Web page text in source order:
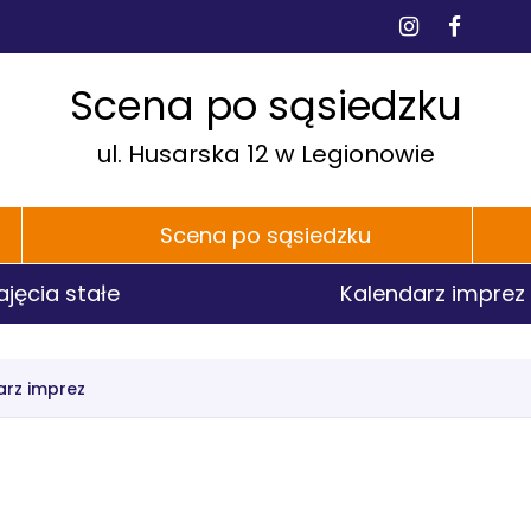
Instagram
Scena po sąsiedzku
ul. Husarska 12 w Legionowie
Scena po sąsiedzku
stałe Kalendarz imprez
imprez